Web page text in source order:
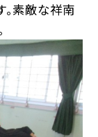
。素敵な祥南